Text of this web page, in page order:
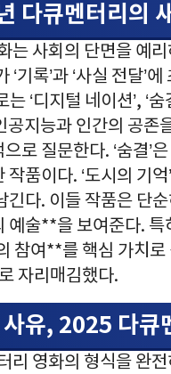
다큐멘터리의
는 사회의 단면을 예
기록’과 ‘사실 전달’
‘디지털 네이션’, ‘숨
공지능과 인간의 공
로 질문한다. ‘숨결’
품이다. ‘도시의 기
긴다. 이들 작품은 단
예술**을 보여준다.
참여**를 핵심 가치
자리매김했다.
유, 2025 다큐
리 영화의 형식을 완